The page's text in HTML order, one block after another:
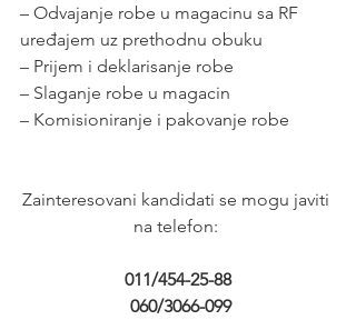
– Odvajanje robe u magacinu sa RF
uređajem uz prethodnu obuku
– Prijem i deklarisanje robe
– Slaganje robe u magacin
– Komisioniranje i pakovanje robe
Zainteresovani kandidati se mogu javiti
na telefon:
011/454-25-88
060/3066-099